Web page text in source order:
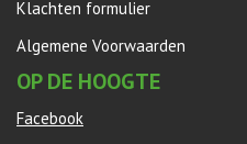
Klachten formulier
Algemene Voorwaarden
OP DE HOOGTE
Facebook